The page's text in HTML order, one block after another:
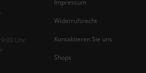
Uhr
Impressum
Widerrufsrecht
Kontaktieren Sie uns
Shops